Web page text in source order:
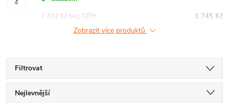
1 745 Kč
1 442 Kč bez DPH
Zobrazit více produktů
Filtrovat
Ř
Nejlevnější